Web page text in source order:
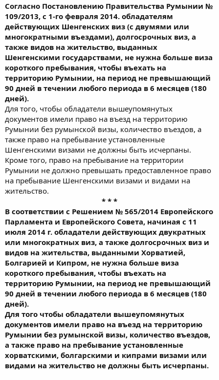
Согласно Постановлению Правительства Румынии №
109/2013, с 1-го февраля 2014. обладателям
действующих Шенгенских виз (с двумями или
многократными въездами), долгосрочных виз, а
также видов на жительство, выданных
Шенгенскими государствами, не нужна больше виза
короткого пребывания, чтобы въехать на
территорию Румынии, на период не превышающий
90 дней в течении любого периода в 6 месяцев (180
дней).
Для того, чтобы обладатели вышеупомянутых
документов имели право на въезд на территорию
Румынии без румынской визы, количество въездов, а
также право на пребывание установленные
Шенгенскими визами не должны быть исчерпаны.
Кроме того, право на пребывание на территории
Румынии не должно превышать предоставленное право
на пребывание Шенгенскими визами и видами на
жительство.
* * *
В соответствии с Решением № 565/2014 Европейского
Парламента и Европейского Совета, начиная с 11
июля 2014 г. обладатели действующих двукратных
или многократных виз, а также долгосрочных виз и
видов на жительства, выданными Хорватией,
Болгарией и Кипром, не нужна больше виза
короткого пребывания, чтобы въехать на
территорию Румынии, на период не превышающий
90 дней в течении любого периода в 6 месяцев (180
дней).
Для того чтобы обладатели вышеупомянутых
документов имели право на въезд на территорию
Румынии без румынской визы, количество въездов,
а также право на пребывание установленные
хорватскими, болгарскими и кипрами визами или
видами на жительство не должны быть исчерпаны.